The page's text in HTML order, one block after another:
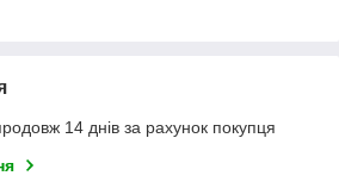
14 днів за рахунок покупця